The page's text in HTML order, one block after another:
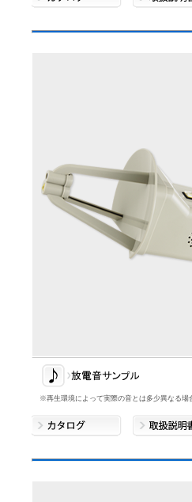
※再生環境によって実際の音とは多少異なる場